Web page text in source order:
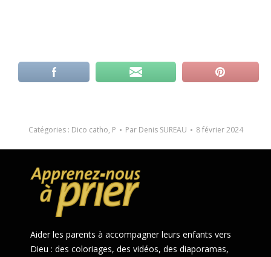
Catégories : Dico catho, P Par Denis SUREAU 8 février 2024
Aider les parents à accompagner leurs enfants vers
Dieu : des coloriages, des vidéos, des diaporamas,